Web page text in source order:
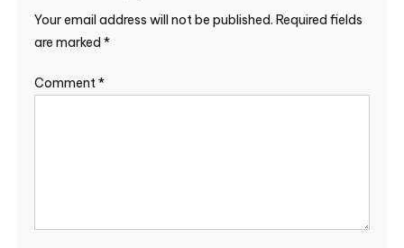
Your email address will not be published. Required fields
are marked *
Comment*